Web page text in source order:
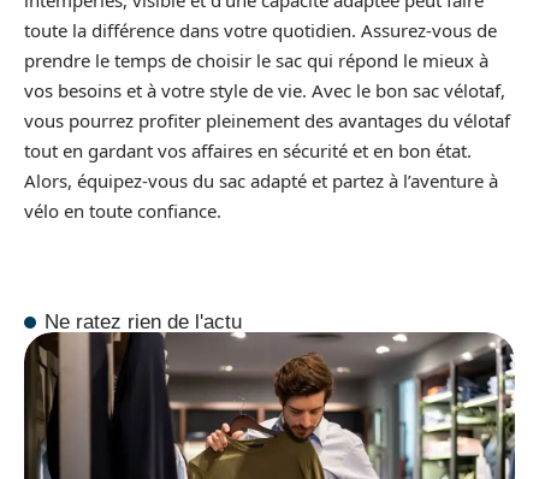
toute la différence dans votre quotidien. Assurez-vous de
prendre le temps de choisir le sac qui répond le mieux à
vos besoins et à votre style de vie. Avec le bon sac vélotaf,
vous pourrez profiter pleinement des avantages du vélotaf
tout en gardant vos affaires en sécurité et en bon état.
Alors, équipez-vous du sac adapté et partez à l’aventure à
vélo en toute confiance.
Ne ratez rien de l'actu